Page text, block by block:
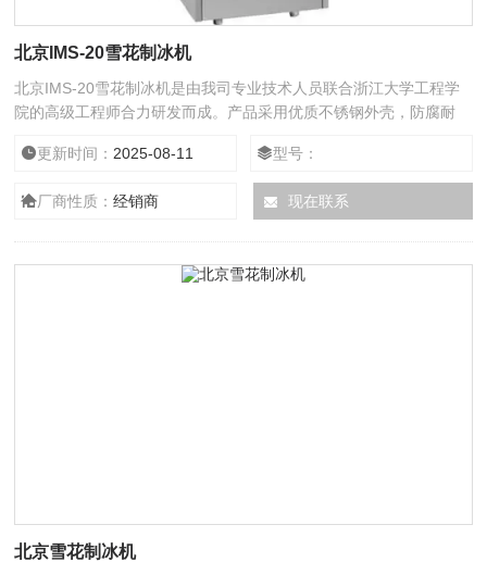
北京IMS-20雪花制冰机
北京IMS-20雪花制冰机是由我司专业技术人员联合浙江大学工程学
院的高级工程师合力研发而成。产品采用优质不锈钢外壳，防腐耐
产冰量高，本产品投入市场以来，深受广大用户的信赖，产冰量从
20L/24h-300L/h都有相应的型号，可以满足不同客户的需求。
更新时间： 2025-08-11 型号：
厂商性质：经销商 现在联系
北京雪花制冰机